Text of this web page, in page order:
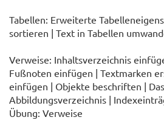
Tabellen: Erweiterte
sortieren | Text in Tabellen
Verweise: Inhaltsverzeichnis
Fußnoten einfügen | Textmarken
einfügen | Objekte beschriften | Das
Abbildungsverzeichnis |
Übung: Verweise